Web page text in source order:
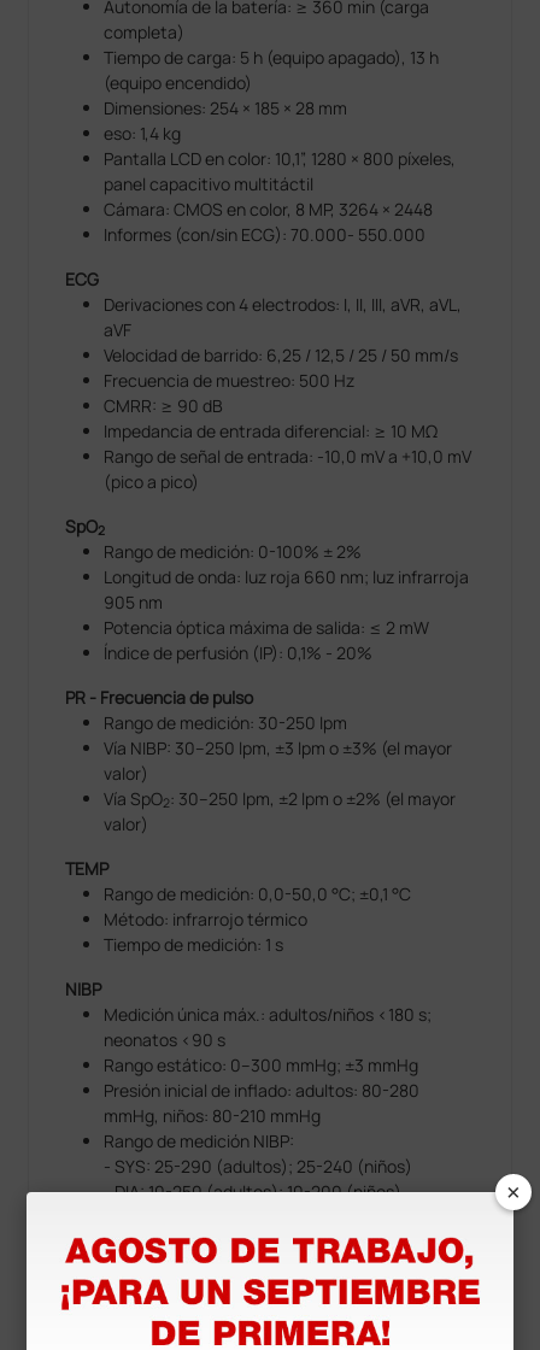
Autonomía de la batería: ≥ 360 min (carga
completa)
Tiempo de carga: 5 h (equipo apagado), 13 h
(equipo encendido)
Dimensiones: 254 × 185 × 28 mm
eso: 1,4 kg
Pantalla LCD en color: 10,1”, 1280 × 800 píxeles,
panel capacitivo multitáctil
Cámara: CMOS en color, 8 MP, 3264 × 2448
Informes (con/sin ECG): 70.000- 550.000
ECG
Derivaciones con 4 electrodos: I, II, III, aVR, aVL,
aVF
Velocidad de barrido: 6,25 / 12,5 / 25 / 50 mm/s
Frecuencia de muestreo: 500 Hz
CMRR: ≥ 90 dB
Impedancia de entrada diferencial: ≥ 10 MΩ
Rango de señal de entrada: -10,0 mV a +10,0 mV
(pico a pico)
SpO2
Rango de medición: 0-100% ± 2%
Longitud de onda: luz roja 660 nm; luz infrarroja
905 nm
Potencia óptica máxima de salida: ≤ 2 mW
Índice de perfusión (IP): 0,1% - 20%
PR - Frecuencia de pulso
Rango de medición: 30-250 lpm
Vía NIBP: 30–250 lpm, ±3 lpm o ±3% (el mayor
valor)
Vía SpO2: 30–250 lpm, ±2 lpm o ±2% (el mayor
valor)
TEMP
Rango de medición: 0,0-50,0 °C; ±0,1 °C
Método: infrarrojo térmico
Tiempo de medición: 1 s
NIBP
Medición única máx.: adultos/niños <180 s;
neonatos <90 s
Rango estático: 0–300 mmHg; ±3 mmHg
Presión inicial de inflado: adultos: 80-280
mmHg, niños: 80-210 mmHg
Rango de medición NIBP:
- SYS: 25-290 (adultos); 25-240 (niños)
- DIA: 10-250 (adultos); 10-200 (niños)
RESP
Rango de medición: adultos: 0-120 rpm,
niños/neonatos: 0-150 rpm
Ganancia de la forma de onda: ×0,125 / ×0,25 /
×